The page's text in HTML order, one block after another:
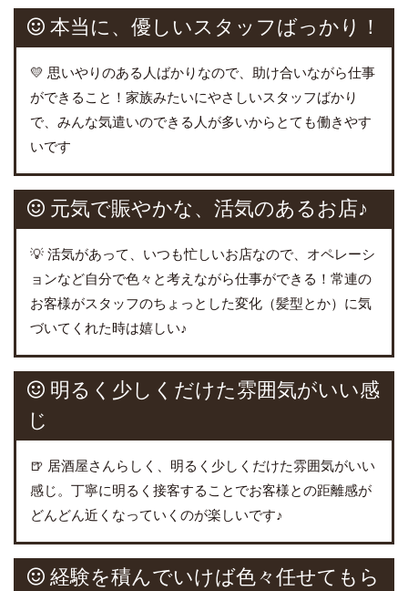
本当に、優しいスタッフばっかり！
💛 思いやりのある人ばかりなので、助け合いながら仕事
ができること！家族みたいにやさしいスタッフばかり
で、みんな気遣いのできる人が多いからとても働きやす
いです
元気で賑やかな、活気のあるお店♪
💡 活気があって、いつも忙しいお店なので、オペレーシ
ョンなど自分で色々と考えながら仕事ができる！常連の
お客様がスタッフのちょっとした変化（髪型とか）に気
づいてくれた時は嬉しい♪
明るく少しくだけた雰囲気がいい感
じ
🍺 居酒屋さんらしく、明るく少しくだけた雰囲気がいい
感じ。丁寧に明るく接客することでお客様との距離感が
どんどん近くなっていくのが楽しいです♪
経験を積んでいけば色々任せてもら